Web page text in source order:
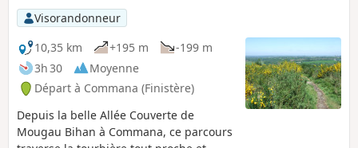
Visorandonneur
10,35 km
+195 m
-199 m
3h 30
Moyenne
Départ à Commana (Finistère)
Depuis la belle Allée Couverte de
Mougau Bihan à Commana, ce parcours